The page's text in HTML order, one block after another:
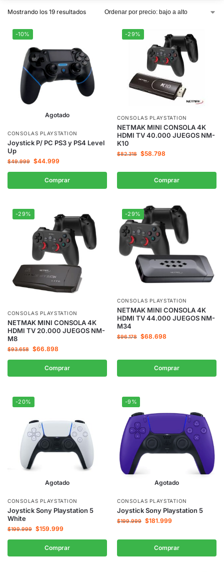
Mostrando los 19 resultados
-10%
Agotado
CONSOLAS PLAYSTATION
Joystick P/ PC PS3 y PS4 Level
Up
$49.999 $44.999
Comprar
-29%
CONSOLAS PLAYSTATION
NETMAK MINI CONSOLA 4K
HDMI TV 40.000 JUEGOS NM-
K10
$82.318 $58.798
Comprar
-29%
CONSOLAS PLAYSTATION
NETMAK MINI CONSOLA 4K
HDMI TV 20.000 JUEGOS NM-
M8
$93.658 $66.898
Comprar
-29%
CONSOLAS PLAYSTATION
NETMAK MINI CONSOLA 4K
HDMI TV 44.000 JUEGOS NM-
M34
$96.178 $68.698
Comprar
-20%
Agotado
CONSOLAS PLAYSTATION
Joystick Sony Playstation 5
White
$199.999 $159.999
Comprar
-9%
Agotado
CONSOLAS PLAYSTATION
Joystick Sony Playstation 5
$199.999 $181.999
Comprar